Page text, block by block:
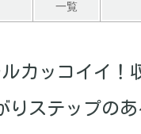
一覧
カッコイイ！
りステップの